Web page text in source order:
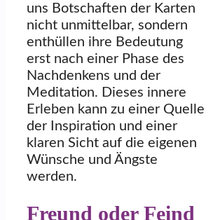
uns Botschaften der Karten
nicht unmittelbar, sondern
enthüllen ihre Bedeutung
erst nach einer Phase des
Nachdenkens und der
Meditation. Dieses innere
Erleben kann zu einer Quelle
der Inspiration und einer
klaren Sicht auf die eigenen
Wünsche und Ängste
werden.
Freund oder Feind